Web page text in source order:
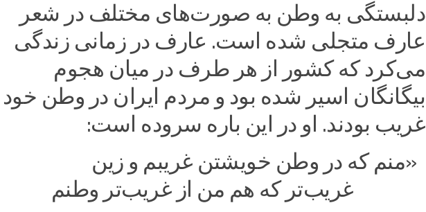
دلبستگی به وطن به صورت‌های مختلف در شعر
عارف متجلی شده است. عارف در زمانی زندگی
می‌کرد که کشور از هر طرف در میان هجوم
بیگانگان اسیر شده بود و مردم ایران در وطن خود
غریب بودند. او در این باره سروده است:
«منم که در وطن خویشتن غریبم و زین
غریب‌تر که هم من از غریب‌تر وطنم